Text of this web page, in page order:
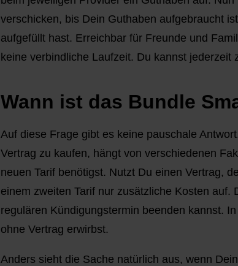
verschicken, bis Dein Guthaben aufgebraucht
aufgefüllt hast. Erreichbar für Freunde und
keine verbindliche Laufzeit. Du kannst
Wann ist das Bundle
Auf diese Frage gibt es keine pauschale
Vertrag zu kaufen, hängt von verschiedenen
neuen Tarif benötigst. Nutzt Du einen Vertrag,
einem zweiten Tarif nur zusätzliche Kosten
regulären Kündigungstermin beenden kannst.
ohne Vertrag erwirbst.
Anders sieht die Sache natürlich aus, wenn